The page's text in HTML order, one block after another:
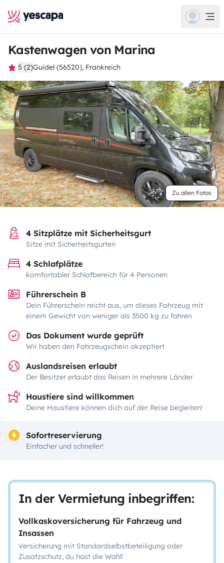
Kastenwagen von Marina
5 (2)Guidel (56520), Frankreich
Zu allen Fotos
4 Sitzplätze mit Sicherheitsgurt
Sitze mit Sicherheitsgurten
4 Schlafplätze
komfortabler Schlafbereich für 4 Personen
Führerschein B
Dein Führerschein reicht aus, um dieses Fahrzeug mit
einem Gewicht von weniger als 3500 kg zu fahren
Das Dokument wurde geprüft
Wir haben den Fahrzeugschein akzeptiert
Auslandsreisen erlaubt
Der Besitzer erlaubt das Reisen in mehrere Länder
Haustiere sind willkommen
Deine Haustiere können dich auf der Reise begleiten!
Sofortreservierung
Einfacher und schneller!
In der Vermietung inbegriffen:
Vollkaskoversicherung für Fahrzeug und
Insassen
Versicherung mit Standardselbstbeteiligung oder
Zusatzschutz, du hast die Wahl!